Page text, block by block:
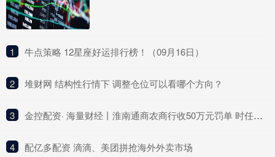
1 ​牛点策略 12星座好运排行榜！（09月16日）
2 ​堆财网 结构性行情下 调整仓位可以看哪个方向？
3 ​金控配资· 海量财经丨淮南通商农商行收50万元罚单 时任副行长、房地产信贷部总经理同时被警告
4 ​配亿多配资 滴滴、美团拼抢海外外卖市场